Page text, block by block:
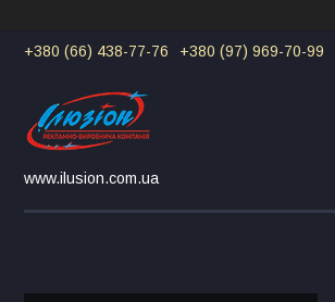
+380 (66) 438-77-76 +380 (97) 969-70-99
www.ilusion.com.ua